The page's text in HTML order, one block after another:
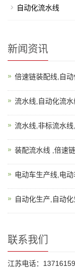
自动化流水线
新闻资讯
倍速链装配线,自动
流水线,自动化流
装配流水线 ,倍速
电动车生产线,电
自动化生产,自动
联系我们
江苏电话：